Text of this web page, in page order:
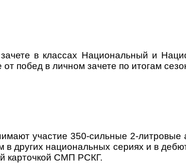
в классах Национальный и
побед в личном зачете по итогам
участие 350-сильные 2-
национальных сериях и в
карточкой СМП РСКГ.